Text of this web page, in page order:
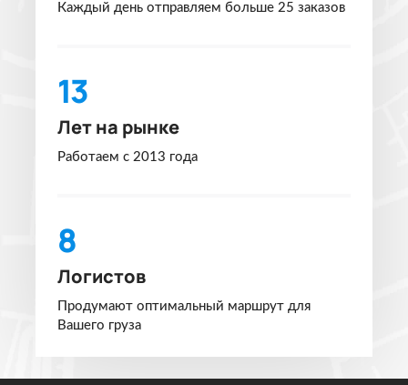
Каждый день отправляем больше 25 заказов
13
Лет на рынке
Работаем с 2013 года
8
Логистов
Продумают оптимальный маршрут для
Вашего груза